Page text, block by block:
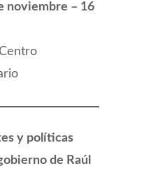
noviembre – 16
y políticas
de Raúl